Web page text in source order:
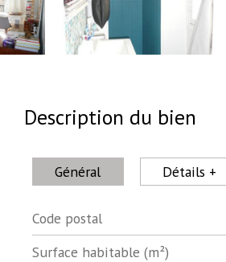
Description du bien
Général Détails +
Label
Code postal
Surface habitable (m²)